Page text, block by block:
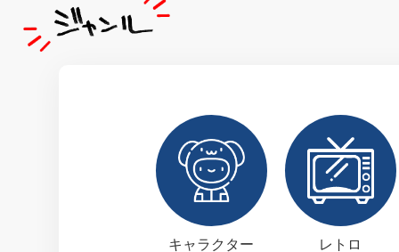
キャラクター レトロ